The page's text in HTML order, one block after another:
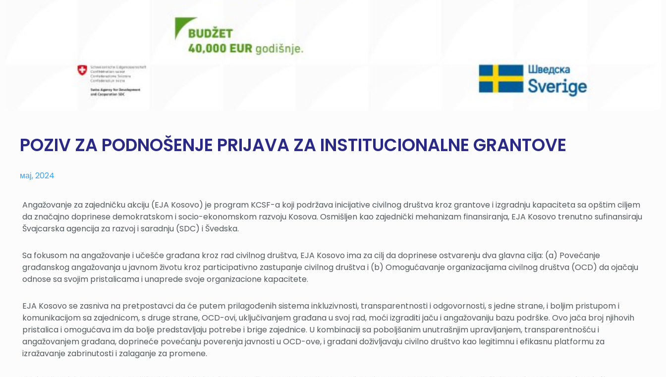
POZIV ZA PODNOŠENJE PRIJAVA ZA INSTITUCIONALNE GRANTOVE
мај, 2024
Angažovanje za zajedničku akciju (EJA Kosovo) je program KCSF-a koji podržava inicijative civilnog društva kroz grantove i izgradnju kapaciteta sa opštim ciljem
da značajno doprinese demokratskom i socio-ekonomskom razvoju Kosova. Osmišljen kao zajednički mehanizam finansiranja, EJA Kosovo trenutno sufinansiraju
Švajcarska agencija za razvoj i saradnju (SDC) i Švedska.
Sa fokusom na angažovanje i učešće građana kroz rad civilnog društva, EJA Kosovo ima za cilj da doprinese ostvarenju dva glavna cilja: (a) Povećanje
građanskog angažovanja u javnom životu kroz participativno zastupanje civilnog društva i (b) Omogućavanje organizacijama civilnog društva (OCD) da ojačaju
odnose sa svojim pristalicama i unaprede svoje organizacione kapacitete.
EJA Kosovo se zasniva na pretpostavci da će putem prilagođenih sistema inkluzivnosti, transparentnosti i odgovornosti, s jedne strane, i boljim pristupom i
komunikacijom sa zajednicom, s druge strane, OCD-ovi, uključivanjem građana u svoj rad, moći izgraditi jaču i angažovaniju bazu podrške. Ovo jača broj njihovih
pristalica i omogućava im da bolje predstavljaju potrebe i brige zajednice. U kombinaciji sa poboljšanim unutrašnjim upravljanjem, transparentnošću i
angažovanjem građana, doprineće povećanju poverenja javnosti u OCD-ove, i građani doživljavaju civilno društvo kao legitimnu i efikasnu platformu za
izražavanje zabrinutosti i zalaganje za promene.